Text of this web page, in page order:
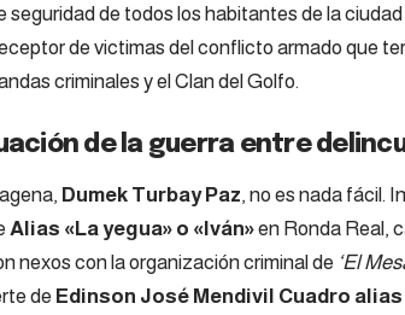
seguridad de todos los habitantes de la ciudad
de victimas del conflicto armado que
criminales y el Clan del Golfo.
de la guerra entre
Dumek Turbay Paz, no es nada fácil.
Alias «La yegua» o «Iván»en Ronda Real,
nexos con la organización criminal de ‘El
de Edinson José Mendivil Cuadro alias